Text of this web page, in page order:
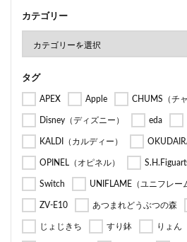
カテゴリー
タグ
APEX Apple CHUMS（チ
Disney（ディズニー） eda
KALDI（カルディー）
OPINEL（オピネル）
Switch UNIFLAME（ユニフレー
ZV-E10 あつまれどうぶつの森
じょじきち すり鉢 りょん